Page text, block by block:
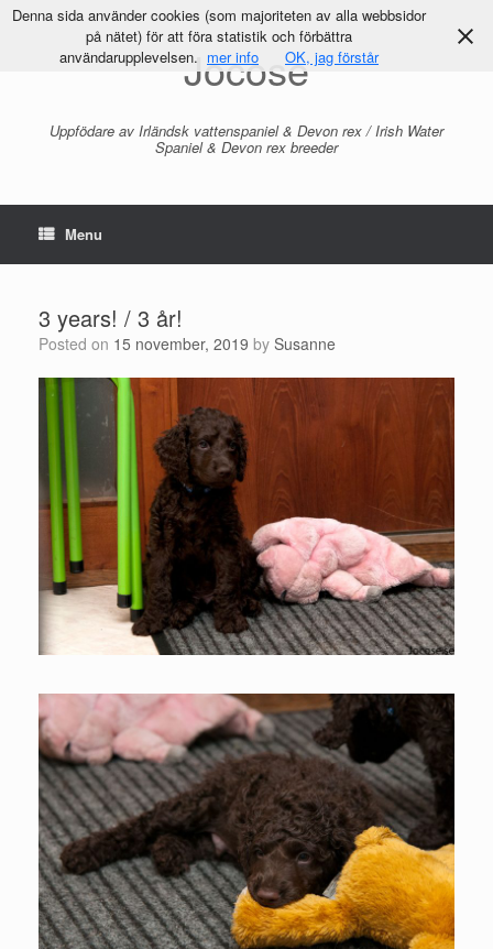
Jocose
Uppfödare av Irländsk vattenspaniel & Devon rex / Irish Water
Spaniel & Devon rex breeder
Menu
3 years! / 3 år!
Posted on 15 november, 2019 by Susanne
Denna sida använder cookies (som majoriteten av alla webbsidor
på nätet) för att föra statistik och förbättra
användarupplevelsen. mer info OK, jag förstår